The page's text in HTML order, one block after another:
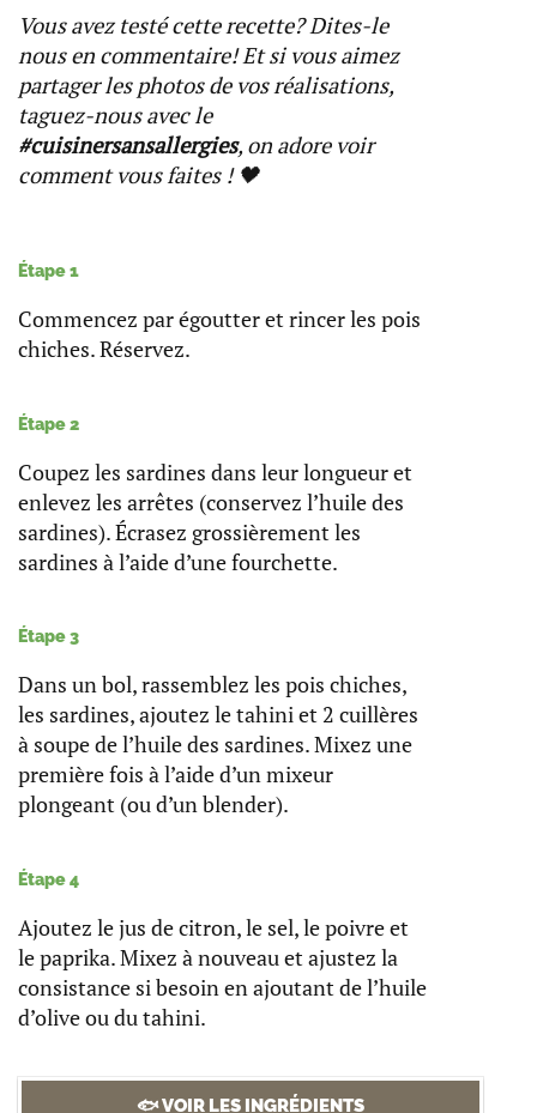
Vous avez testé cette recette? Dites-le
nous en commentaire! Et si vous aimez
partager les photos de vos réalisations,
taguez-nous avec le
#cuisinersansallergies, on adore voir
comment vous faites ! 🖤
Étape 1
Commencez par égoutter et rincer les pois
chiches. Réservez.
Étape 2
Coupez les sardines dans leur longueur et
enlevez les arrêtes (conservez l’huile des
sardines). Écrasez grossièrement les
sardines à l’aide d’une fourchette.
Étape 3
Dans un bol, rassemblez les pois chiches,
les sardines, ajoutez le tahini et 2 cuillères
à soupe de l’huile des sardines. Mixez une
première fois à l’aide d’un mixeur
plongeant (ou d’un blender).
Étape 4
Ajoutez le jus de citron, le sel, le poivre et
le paprika. Mixez à nouveau et ajustez la
consistance si besoin en ajoutant de l’huile
d’olive ou du tahini.
🐟 VOIR LES INGRÉDIENTS